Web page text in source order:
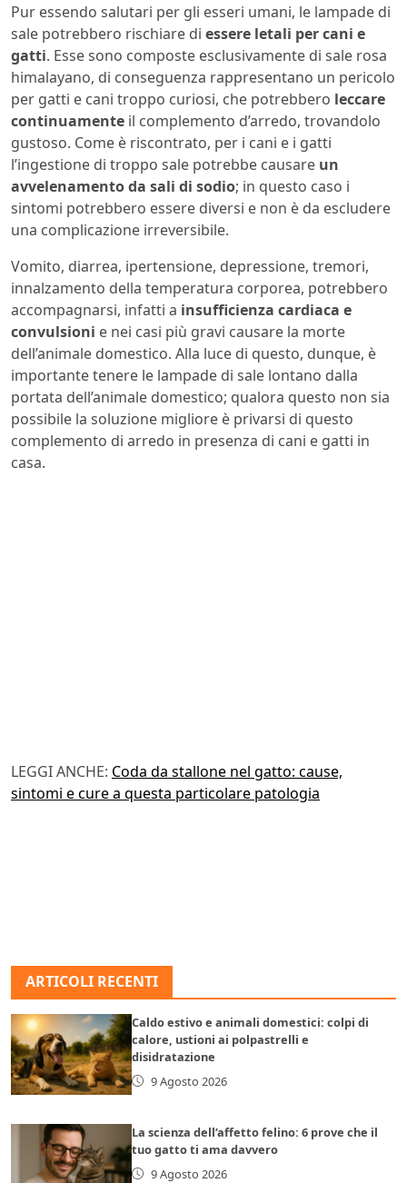
Pur essendo salutari per gli esseri umani, le lampade di
sale potrebbero rischiare di essere letali per cani e
gatti. Esse sono composte esclusivamente di sale rosa
himalayano, di conseguenza rappresentano un pericolo
per gatti e cani troppo curiosi, che potrebbero leccare
continuamente il complemento d’arredo, trovandolo
gustoso. Come è riscontrato, per i cani e i gatti
l’ingestione di troppo sale potrebbe causare un
avvelenamento da sali di sodio; in questo caso i
sintomi potrebbero essere diversi e non è da escludere
una complicazione irreversibile.
Vomito, diarrea, ipertensione, depressione, tremori,
innalzamento della temperatura corporea, potrebbero
accompagnarsi, infatti a insufficienza cardiaca e
convulsioni e nei casi più gravi causare la morte
dell’animale domestico. Alla luce di questo, dunque, è
importante tenere le lampade di sale lontano dalla
portata dell’animale domestico; qualora questo non sia
possibile la soluzione migliore è privarsi di questo
complemento di arredo in presenza di cani e gatti in
casa.
LEGGI ANCHE: Coda da stallone nel gatto: cause,
sintomi e cure a questa particolare patologia
ARTICOLI RECENTI
Caldo estivo e animali domestici: colpi di
calore, ustioni ai polpastrelli e
disidratazione
9 Agosto 2026
La scienza dell’affetto felino: 6 prove che il
tuo gatto ti ama davvero
9 Agosto 2026